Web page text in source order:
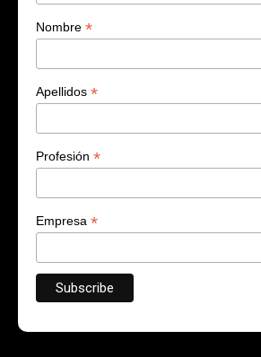
Nombre *
Apellidos *
Profesión *
Empresa *